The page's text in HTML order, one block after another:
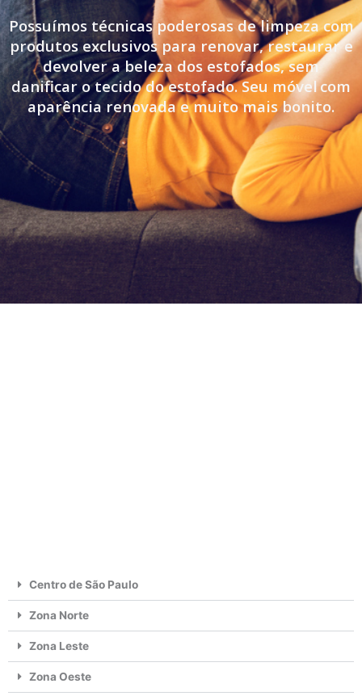
Possuímos técnicas poderosas de limpeza com
produtos exclusivos para renovar, restaurar e
devolver a beleza dos estofados, sem
danificar o tecido do estofado. Seu móvelcom
aparência renovada e muito mais bonito.
Centro de São Paulo
Zona Norte
Zona Leste
Zona Oeste